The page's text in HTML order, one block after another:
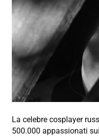
La celebre cosplayer
500.000 appassionati